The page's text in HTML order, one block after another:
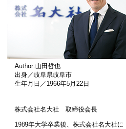
Author:山田哲也
出身／岐阜県岐阜市
生年月日／1966年5月22日
株式会社名大社 取締役会長
1989年大学卒業後、株式会社名大社に